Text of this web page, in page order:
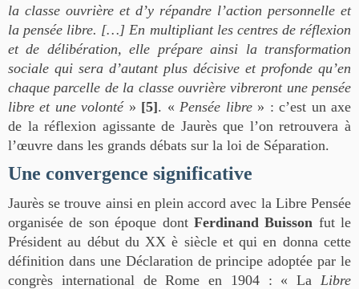
la classe ouvrière et d’y répandre l’action personnelle et
la pensée libre. […] En multipliant les centres de réflexion
et de délibération, elle prépare ainsi la transformation
sociale qui sera d’autant plus décisive et profonde qu’en
chaque parcelle de la classe ouvrière vibreront une pensée
libre et une volonté» [5]. « Pensée libre» : c’est un axe
de la réflexion agissante de Jaurès que l’on retrouvera à
l’œuvre dans les grands débats sur la loi de Séparation.
Une convergence significative
Jaurès se trouve ainsi en plein accord avec la Libre Pensée
organisée de son époque dont Ferdinand Buisson fut le
Président au début du XX è siècle et qui en donna cette
définition dans une Déclaration de principe adoptée par le
congrès international de Rome en 1904 : « La Libre